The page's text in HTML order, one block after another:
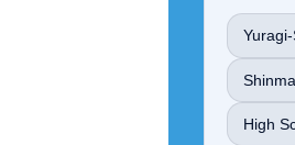
High